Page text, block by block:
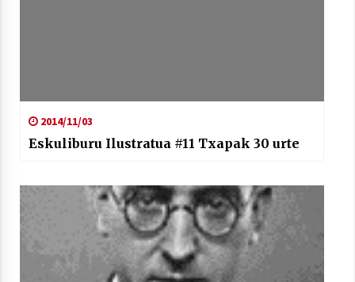
2014/11/03
Eskuliburu Ilustratua #11 Txapak 30 urte